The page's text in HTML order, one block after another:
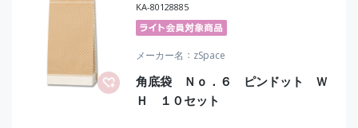
KA-80128885
メーカー名 zSpace
角底袋 Ｎｏ．６ ピンドット Ｗ
Ｈ １０セット